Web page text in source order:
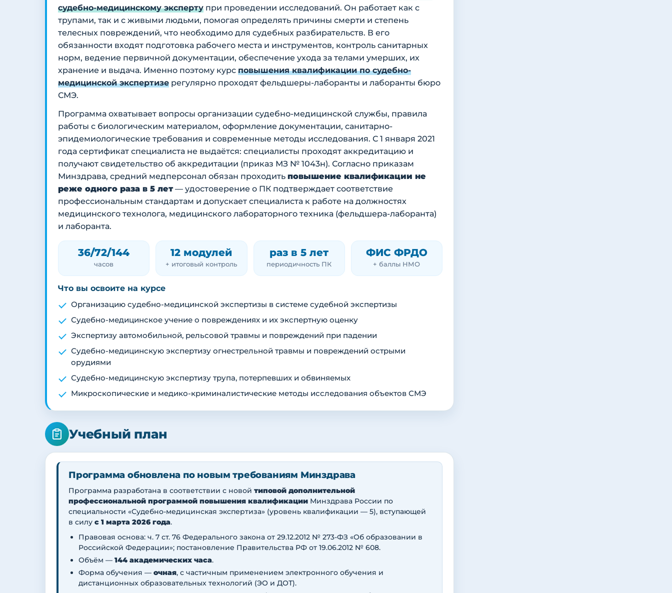
судебно-медицинскому эксперту при проведении исследований. Он работает как с
трупами, так и с живыми людьми, помогая определять причины смерти и степень
телесных повреждений, что необходимо для судебных разбирательств. В его
обязанности входят подготовка рабочего места и инструментов, контроль санитарных
норм, ведение первичной документации, обеспечение ухода за телами умерших, их
хранение и выдача. Именно поэтому курс повышения квалификации по судебно-
медицинской экспертизе регулярно проходят фельдшеры-лаборанты и лаборанты бюро
СМЭ.
Программа охватывает вопросы организации судебно-медицинской службы, правила
работы с биологическим материалом, оформление документации, санитарно-
эпидемиологические требования и современные методы исследования. С 1 января 2021
года сертификат специалиста не выдаётся: специалисты проходят аккредитацию и
получают свидетельство об аккредитации (приказ МЗ № 1043н). Согласно приказам
Минздрава, средний медперсонал обязан проходить повышение квалификации не
реже одного раза в 5 лет— удостоверение о ПК подтверждает соответствие
профессиональным стандартам и допускает специалиста к работе на должностях
медицинского технолога, медицинского лабораторного техника (фельдшера-лаборанта)
и лаборанта.
36/72/144
часов
12 модулей
+ итоговый контроль
раз в 5 лет
периодичность ПК
ФИС ФРДО
+ баллы НМО
Что вы освоите на курсе
Организацию судебно-медицинской экспертизы в системе судебной экспертизы
Судебно-медицинское учение о повреждениях и их экспертную оценку
Экспертизу автомобильной, рельсовой травмы и повреждений при падении
Судебно-медицинскую экспертизу огнестрельной травмы и повреждений острыми
орудиями
Судебно-медицинскую экспертизу трупа, потерпевших и обвиняемых
Микроскопические и медико-криминалистические методы исследования объектов СМЭ
Учебный план
Программа обновлена по новым требованиям Минздрава
Программа разработана в соответствии с новой типовой дополнительной
профессиональной программой повышения квалификации Минздрава России по
специальности «Судебно-медицинская экспертиза» (уровень квалификации — 5), вступающей
в силу с 1 марта 2026 года.
Правовая основа: ч. 7 ст. 76 Федерального закона от 29.12.2012 № 273-ФЗ «Об образовании в
Российской Федерации»; постановление Правительства РФ от 19.06.2012 № 608.
Объём — 144 академических часа.
Форма обучения — очная, с частичным применением электронного обучения и
дистанционных образовательных технологий (ЭО и ДОТ).